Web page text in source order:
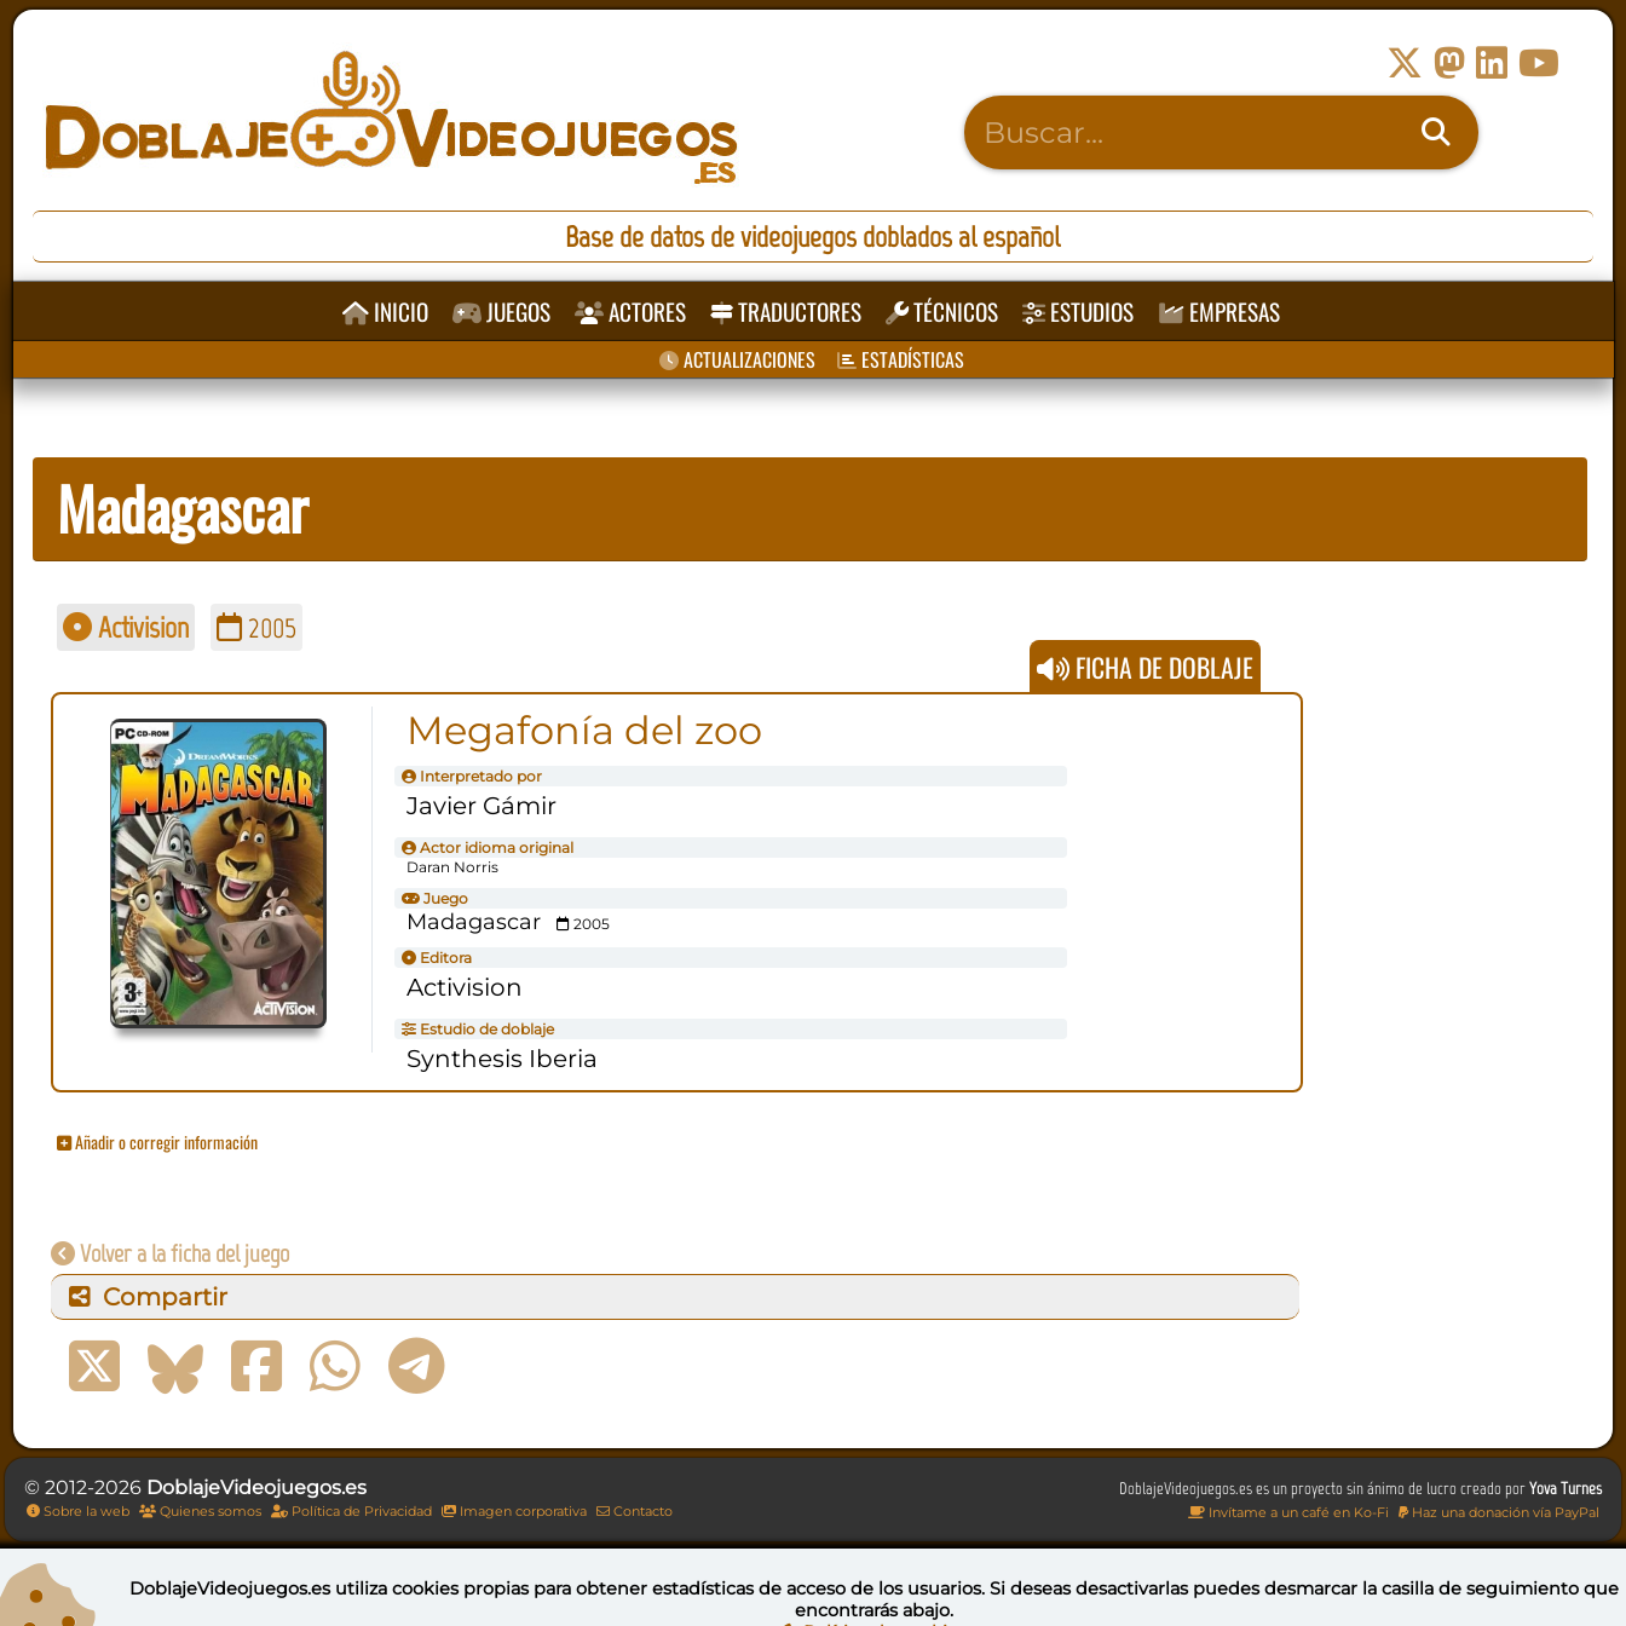
Base de datos de videojuegos doblados al español
INICIO JUEGOS ACTORES TRADUCTORES TÉCNICOS ESTUDIOS EMPRESAS
ACTUALIZACIONES ESTADÍSTICAS
Madagascar
Activision 2005
FICHA DE DOBLAJE
Megafonía del zoo
Interpretado por
Javier Gámir
Actor idioma original
Daran Norris
Juego
Madagascar
2005
Editora
Activision
Estudio de doblaje
Synthesis Iberia
Añadir o corregir información
Volver a la ficha del juego
Compartir
DoblajeVideojuegos.es es un proyecto sin ánimo de lucro creado porYova Turnes
Invítame a un café en Ko-Fi Haz una donación vía PayPal
© 2012-2026 DoblajeVideojuegos.es
Sobre la web Quienes somos Política de Privacidad Imagen corporativa Contacto
Esta obra está bajo una licencia de Creative Commons Reconocimiento-NoComercial-CompartirIgual 4.0 Internacional
DoblajeVideojuegos.es utilizacookies propiaspara obtener estadísticas de acceso de los usuarios. Si deseas desactivarlas puedesdesmarcar la casilla de seguimiento que
encontrarás abajo.